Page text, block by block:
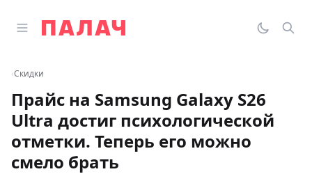
Открыть главное меню
Палач
‹Скидки
Прайс на Samsung Galaxy S26
Ultra достиг психологической
отметки. Теперь его можно
смело брать